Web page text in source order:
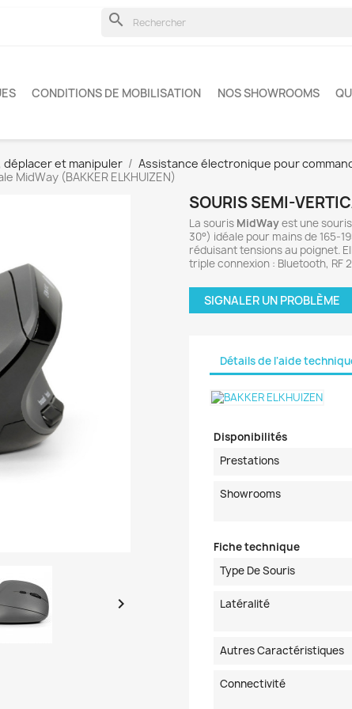
search
CONDITIONS DE MOBILISATION NOS SHOWROOMS
et manipuler Assistance électronique pour
MidWay (BAKKER ELKHUIZEN)

SOURIS SEMI-
La souris MidWayest une
30°) idéale pour mains de 165-
réduisant tensions au poignet.
triple connexion : Bluetooth, RF
SIGNALER UN PROBLÈME
Détails de l'aide
Disponibilités
Prestations
Showrooms
Fiche technique
Type De Souris
Latéralité
Autres Caractéristiques
Connectivité